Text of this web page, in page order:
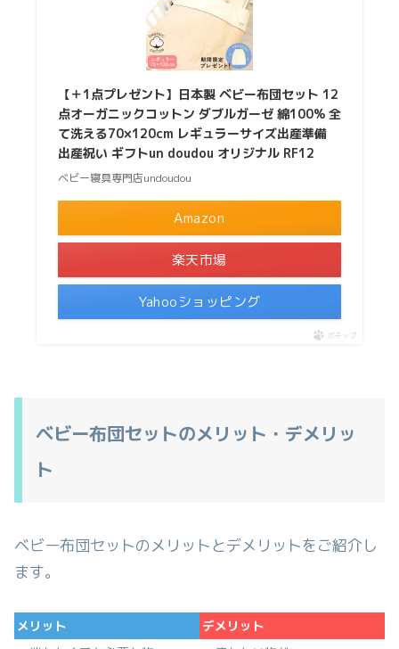
【＋1点プレゼント】日本製 ベビー布団セット 12
点オーガニックコットン ダブルガーゼ 綿100% 全
て洗える70×120cm レギュラーサイズ出産準備
出産祝い ギフトun doudou オリジナル RF12
ベビー寝具専門店undoudou
Amazon
楽天市場
Yahooショッピング
ポチップ
ベビー布団セットのメリット・デメリッ
ト
ベビー布団セットのメリットとデメリットをご紹介し
ます。
メリット
デメリット